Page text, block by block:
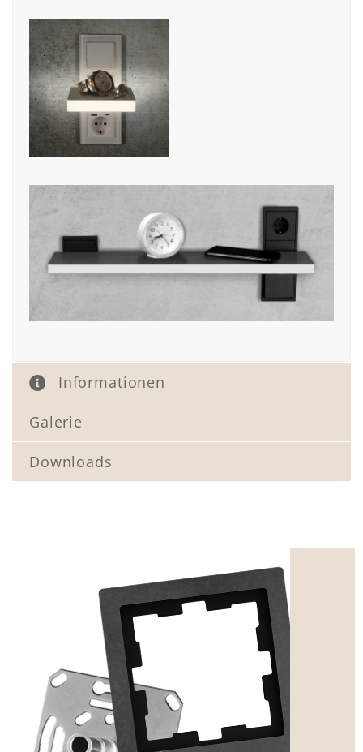
Informationen
Galerie
Downloads